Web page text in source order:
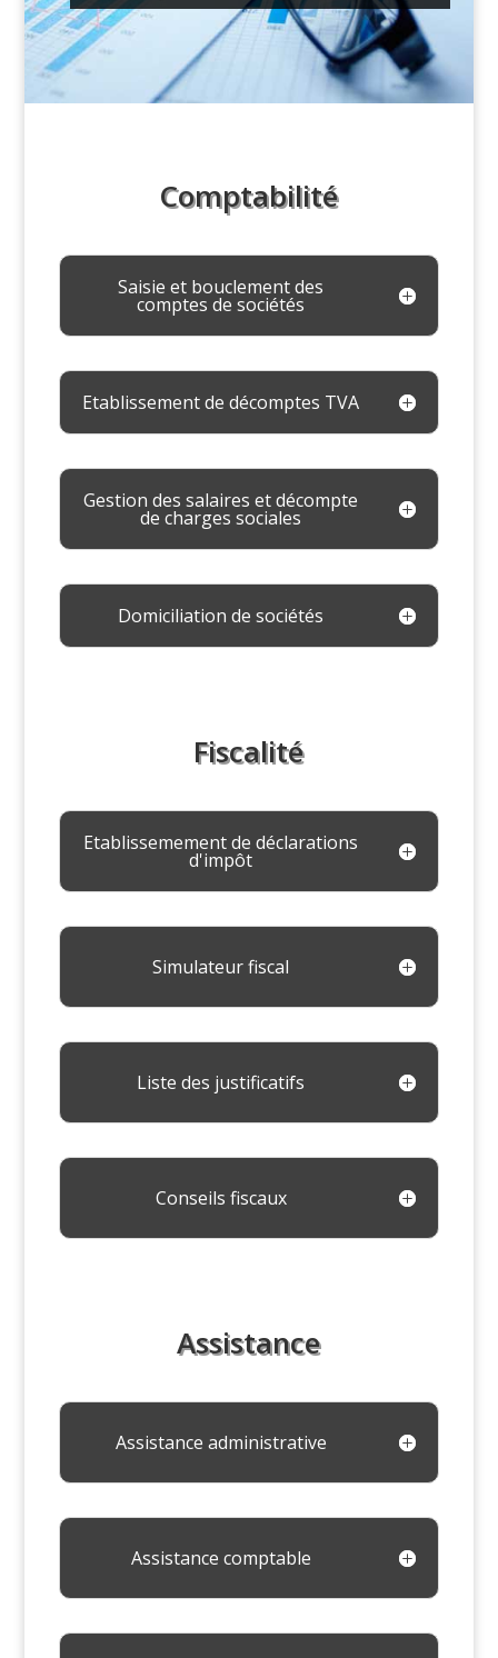
Comptabilité
Saisie et bouclement des
comptes de sociétés
Etablissement de décomptes TVA
Gestion des salaires et décompte
de charges sociales
Domiciliation de sociétés
Fiscalité
Etablissemement de déclarations
d'impôt
Simulateur fiscal
Liste des justificatifs
Conseils fiscaux
Assistance
Assistance administrative
Assistance comptable